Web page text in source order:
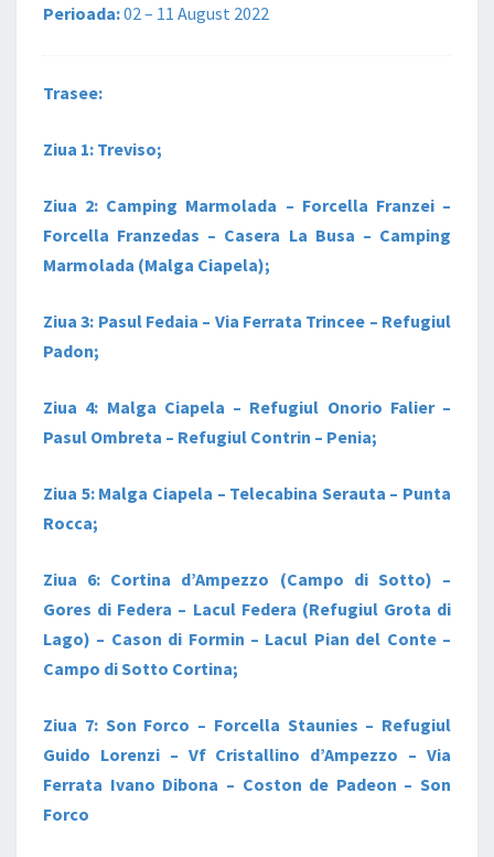
Perioada:02 – 11 August 2022
Trasee:
Ziua 1: Treviso;
Ziua 2: Camping Marmolada – Forcella Franzei –
Forcella Franzedas – Casera La Busa – Camping
Marmolada (Malga Ciapela);
Ziua 3: Pasul Fedaia – Via Ferrata Trincee – Refugiul
Padon;
Ziua 4: Malga Ciapela – Refugiul Onorio Falier –
Pasul Ombreta – Refugiul Contrin – Penia;
Ziua 5: Malga Ciapela – Telecabina Serauta – Punta
Rocca;
Ziua 6: Cortina d’Ampezzo (Campo di Sotto) –
Gores di Federa – Lacul Federa (Refugiul Grota di
Lago) – Cason di Formin – Lacul Pian del Conte –
Campo di Sotto Cortina;
Ziua 7: Son Forco – Forcella Staunies – Refugiul
Guido Lorenzi – Vf Cristallino d’Ampezzo – Via
Ferrata Ivano Dibona – Coston de Padeon – Son
Forco